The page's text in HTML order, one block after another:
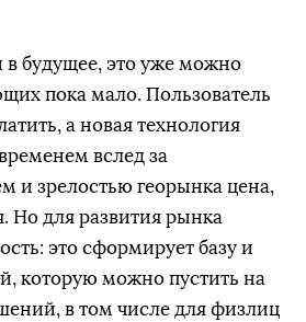
будущее, это уже можно
пока мало. Пользователь
а новая технология
вслед за
и зрелостью георынка цена,
Но для развития рынка
это сформирует базу и
которую можно пустить на
в том числе для физлиц